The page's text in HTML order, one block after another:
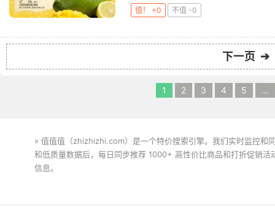
值！ +0
不值 -0
下一页 ➔
1 2 3 4 5 ...
» 值值值（zhizhizhi.com）是一个特价搜索引擎。我们实时监控和
和低质量数据后，每日同步推荐 1000+ 高性价比商品和打折促销
信息。